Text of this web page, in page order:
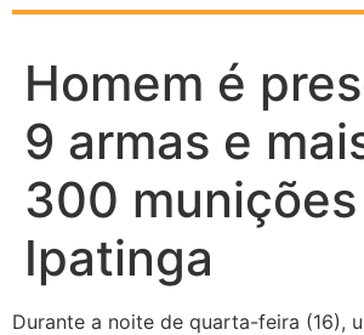
Homem é
9 armas e
300
Ipatinga
Durante a noite de quarta-feira (16),